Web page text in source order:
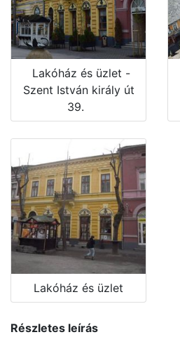
Lakóház és üzlet -
Szent István király út
39.
Lakóház és üzlet
Részletes leírás